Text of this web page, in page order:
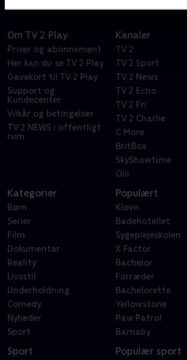
Om TV 2 Play
Priser og abonnement
Her kan du se TV 2 Play
Gavekort til TV 2 Play
Support og
Kundecenter
Vilkår og betingelser
TV 2 NEWS i offentligt
rum
Kanaler
TV 2
TV 2 Sport
TV 2 News
TV 2 Echo
TV 2 Fri
TV 2 Charlie
C More
BritBox
SkyShowtime
Oiii
Kategorier
Børn
Serier
Film
Dokumentar
Reality
Livsstil
Underholdning
Comedy
Nyheder
Sport
Populært
Klovn
Badehotellet
Sygeplejeskolen
X Factor
Bachelor
Forræder
Bachelorette
Yellowstone
Paw Patrol
Barnaby
Sport Populær sport